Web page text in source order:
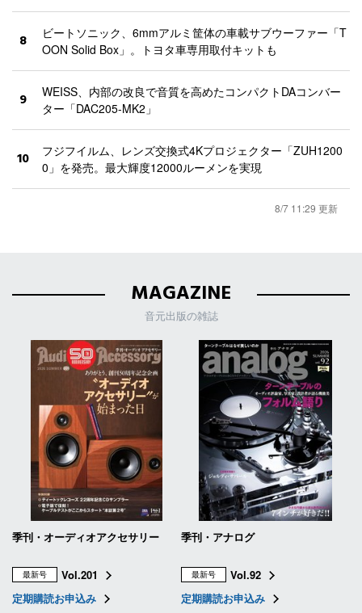
8
ビートソニック、6mmアルミ筐体の車載サブウーファー「T
OON Solid Box」。トヨタ車専用取付キットも
9
WEISS、内部の改良で音質を高めたコンパクトDAコンバー
ター「DAC205-MK2」
10
フジフイルム、レンズ交換式4Kプロジェクター「ZUH1200
0」を発売。最大輝度12000ルーメンを実現
8/7 11:29 更新
MAGAZINE
音元出版の雑誌
季刊・オーディオアクセサリー
最新号
Vol.201
定期購読お申込み
季刊・アナログ
最新号
Vol.92
定期購読お申込み